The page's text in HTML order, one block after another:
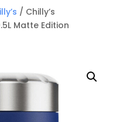
/ Chilly’s
Matte Edition